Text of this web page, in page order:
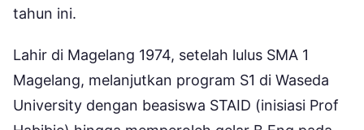
tahun ini.
Lahir di Magelang 1974, setelah lulus SMA 1
Magelang, melanjutkan program S1 di Waseda
University dengan beasiswa STAID (inisiasi Prof